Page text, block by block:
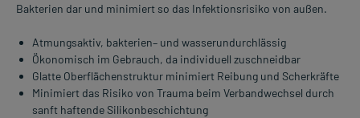
Bakterien dar und minimiert so das Infektionsrisiko von außen.
Atmungsaktiv, bakterien– und wasserundurchlässig
Ökonomisch im Gebrauch, da individuell zuschneidbar
Glatte Oberflächenstruktur minimiert Reibung und Scherkräfte
Minimiert das Risiko von Trauma beim Verbandwechsel durch
sanft haftende Silikonbeschichtung